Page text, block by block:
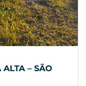
ALTA – SÃO